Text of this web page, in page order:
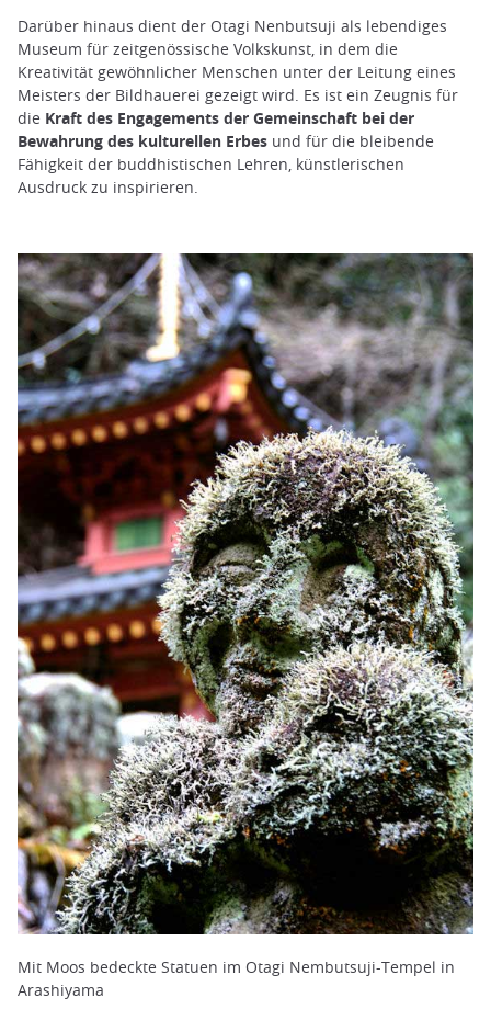
Darüber hinaus dient der Otagi Nenbutsuji als lebendiges
Museum für zeitgenössische Volkskunst, in dem die
Kreativität gewöhnlicher Menschen unter der Leitung eines
Meisters der Bildhauerei gezeigt wird. Es ist ein Zeugnis für
die Kraft des Engagements der Gemeinschaft bei der
Bewahrung des kulturellen Erbes und für die bleibende
Fähigkeit der buddhistischen Lehren, künstlerischen
Ausdruck zu inspirieren.
Mit Moos bedeckte Statuen im Otagi Nembutsuji-Tempel in
Arashiyama